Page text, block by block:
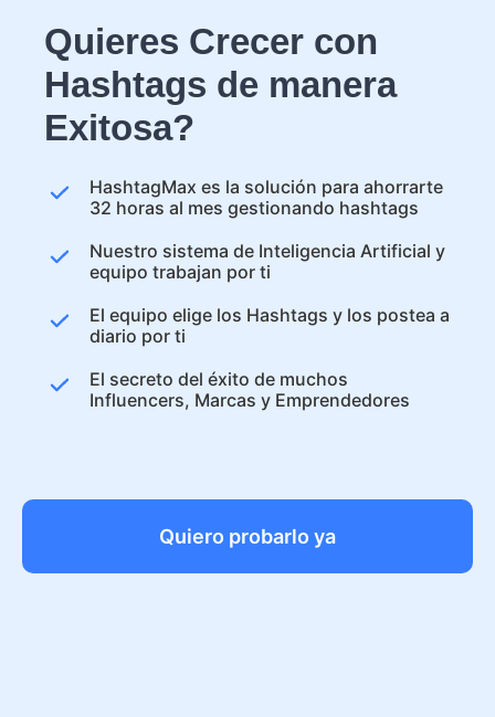
Quieres Crecer con
Hashtags de manera
Exitosa?
HashtagMax es la solución para ahorrarte
32 horas al mes gestionando hashtags
Nuestro sistema de Inteligencia Artificial y
equipo trabajan por ti
El equipo elige los Hashtags y los postea a
diario por ti
El secreto del éxito de muchos
Influencers, Marcas y Emprendedores
Quiero probarlo ya